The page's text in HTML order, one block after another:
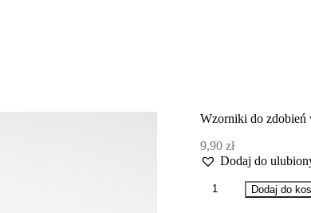
Wzorniki do
9,90 zł
Dodaj do
ilość
Wzorniki
Dodaj do